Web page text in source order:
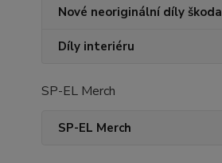
Nové neoriginální díly škoda
Díly interiéru
SP-EL Merch
SP-EL Merch